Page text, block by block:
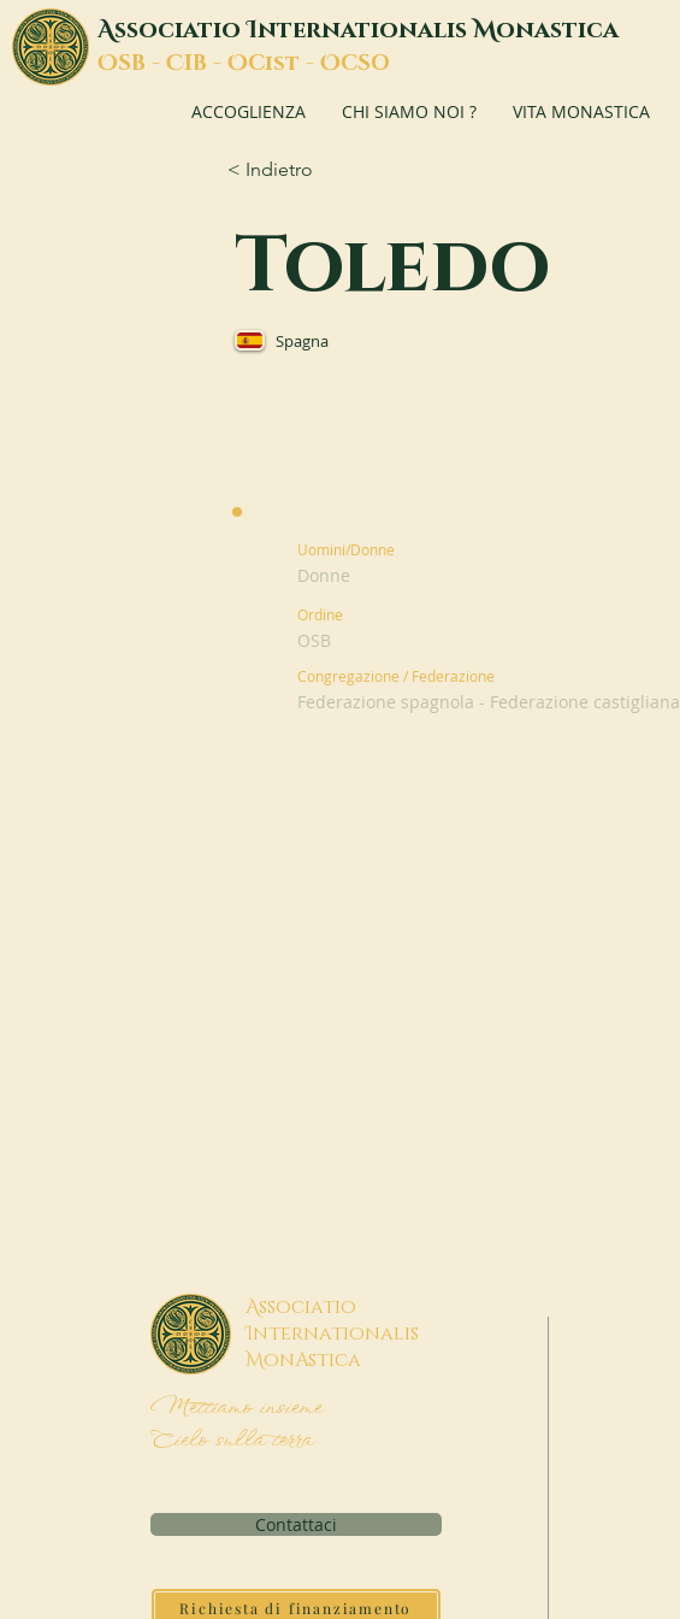
AssociatioInternationalisMonastica
OSB - CIB - OCist - OCSO
ACCOGLIENZA CHI SIAMO NOI ? VITA MONASTICA
< Indietro
Toledo
Spagna
Uomini/Donne
Donne
Ordine
OSB
Congregazione / Federazione
Federazione spagnola - Federazione castigliana
Associatio
Internationalis
MonAstica
Mettiamo insieme
Cielo sulla terra
Contattaci
Richiesta di finanziamento